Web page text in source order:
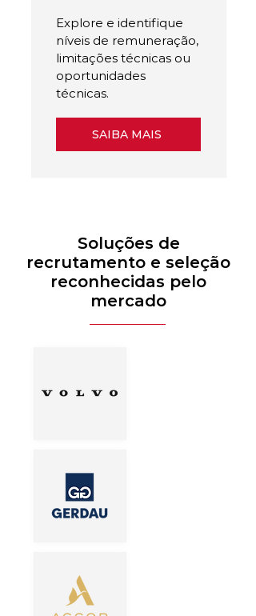
Explore e identifique
níveis de remuneração,
limitações técnicas ou
oportunidades
técnicas.
SAIBA MAIS
Soluções de
recrutamento e seleção
reconhecidas pelo
mercado